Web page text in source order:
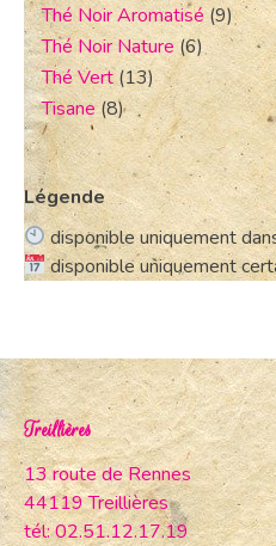
Thé Noir Aromatisé (9)
Thé Noir Nature (6)
Thé Vert (13)
Tisane (8)
Légende
disponible uniquement
disponible uniquement
Treillières
13 route de Rennes
44119 Treillières
tél: 02.51.12.17.19